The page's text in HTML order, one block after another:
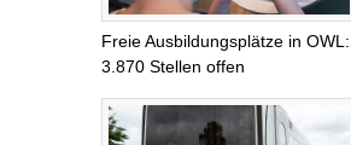
Freie Ausbildungsplätze in OWL:
3.870 Stellen offen